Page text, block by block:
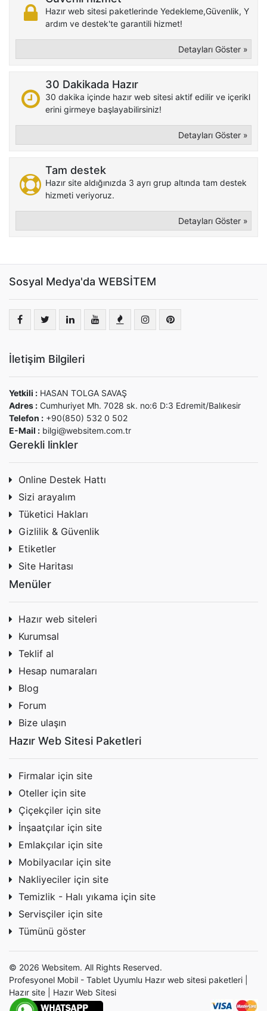
Hazır web sitesi paketlerinde Yedekleme,Güvenlik, Y
ardım ve destek'te garantili hizmet!
Detayları Göster »
30 Dakikada Hazır
30 dakika içinde hazır web sitesi aktif edilir ve içerikl
erini girmeye başlayabilirsiniz!
Detayları Göster »
Tam destek
Hazır site aldığınızda 3 ayrı grup altında tam destek
hizmeti veriyoruz.
Detayları Göster »
Sosyal Medya'da WEBSİTEM
İletişim Bilgileri
Yetkili : HASAN TOLGA SAVAŞ
Adres : Cumhuriyet Mh. 7028 sk. no:6 D:3 Edremit/Balıkesir
Telefon : +90(850) 532 0 502
E-Mail : bilgi@websitem.com.tr
Gerekli linkler
Online Destek Hattı
Sizi arayalım
Tüketici Hakları
Gizlilik & Güvenlik
Etiketler
Site Haritası
Menüler
Hazır web siteleri
Kurumsal
Teklif al
Hesap numaraları
Blog
Forum
Bize ulaşın
Hazır Web Sitesi Paketleri
Firmalar için site
Oteller için site
Çiçekçiler için site
İnşaatçılar için site
Emlakçılar için site
Mobilyacılar için site
Nakliyeciler için site
Temizlik - Halı yıkama için site
Servisçiler için site
Tümünü göster
© 2026 Websitem. All Rights Reserved.
Profesyonel Mobil - Tablet Uyumlu Hazır web sitesi paketleri |
Hazır site | Hazır Web Sitesi